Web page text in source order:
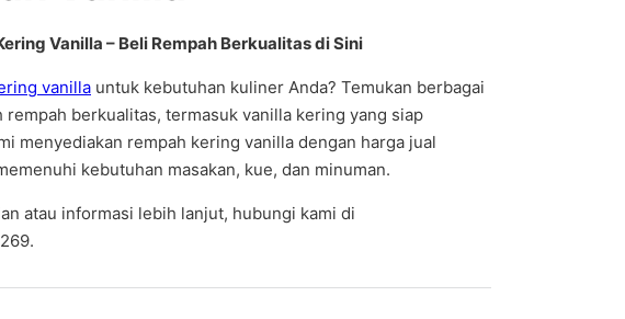
Vanilla – Beli Rempah Berkualitas di Sini
vanilla untuk kebutuhan kuliner Anda? Temukan berbagai
rempah berkualitas, termasuk vanilla kering yang siap
menyediakan rempah kering vanilla dengan harga jual
kebutuhan masakan, kue, dan minuman.
atau informasi lebih lanjut, hubungi kami di